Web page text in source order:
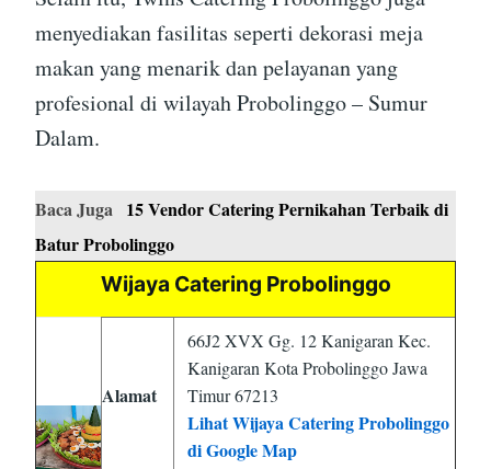
menyediakan fasilitas seperti dekorasi meja
makan yang menarik dan pelayanan yang
profesional di wilayah Probolinggo – Sumur
Dalam.
Baca Juga
15 Vendor Catering Pernikahan Terbaik di
Batur Probolinggo
Wijaya Catering Probolinggo
Alamat
66J2 XVX Gg. 12 Kanigaran Kec.
Kanigaran Kota Probolinggo Jawa
Timur 67213
Lihat Wijaya Catering Probolinggo
di Google Map